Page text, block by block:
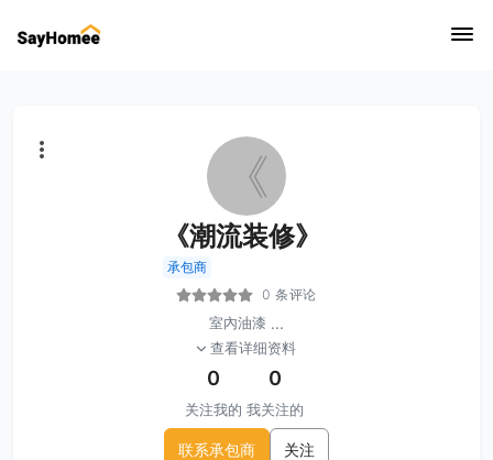
《
《潮流装修》
承包商
0 条评论
室內油漆 ...
查看详细资料
0
关注我的
0
我关注的
联系承包商 关注